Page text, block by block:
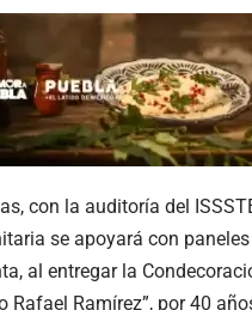
con la auditoría del
se apoyará con
al entregar la
Ramírez”, por 40